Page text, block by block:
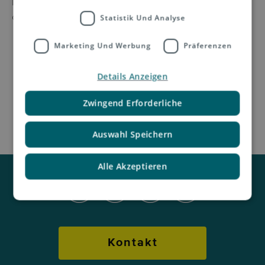
contact us.
Kontakt
Statistik Und Analyse
Marketing Und Werbung Präferenzen
Auswahl Speichern
Alle Akzeptieren
Zwingend Erforderliche
Details Anzeigen